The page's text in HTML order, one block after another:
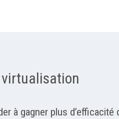
à gagner plus